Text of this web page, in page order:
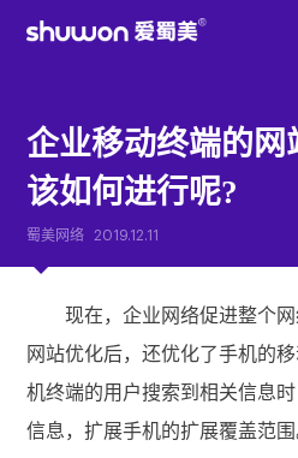
企业移动终端的网
该如何进行呢?
蜀美网络 2019.12.11
现在，企业网络促进整个网
网站优化后，还优化了手机的
机终端的用户搜索到相关信息
信息，扩展手机的扩展覆盖范